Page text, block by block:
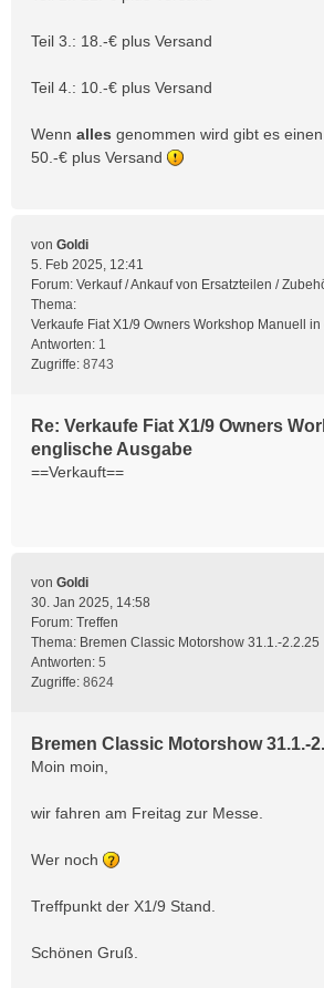
Teil 3.: 18.-€ plus Versand
Teil 4.: 10.-€ plus Versand
Wenn alles genommen wird gibt es
50.-€ plus Versand
von Goldi
5. Feb 2025, 12:41
Forum: Verkauf / Ankauf von Ersatzteilen /
Thema:
Verkaufe Fiat X1/9 Owners Workshop Manuell
Antworten: 1
Zugriffe: 8743
Re: Verkaufe Fiat X1/9 Owners
englische Ausgabe
==Verkauft==
von Goldi
30. Jan 2025, 14:58
Forum: Treffen
Thema: Bremen Classic Motorshow 31.1.-2.2.25
Antworten: 5
Zugriffe: 8624
Bremen Classic Motorshow 31.1.-
Moin moin,
wir fahren am Freitag zur Messe.
Wer noch
Treffpunkt der X1/9 Stand.
Schönen Gruß.